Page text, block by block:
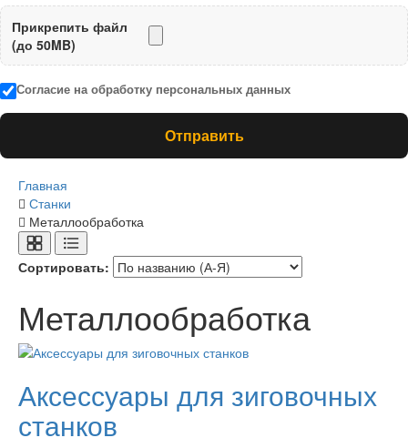
Прикрепить файл
(до 50MB)
Согласие на обработку персональных данных
Отправить
Главная
Станки
Металлообработка
Сортировать:
Металлообработка
Аксессуары для зиговочных
станков